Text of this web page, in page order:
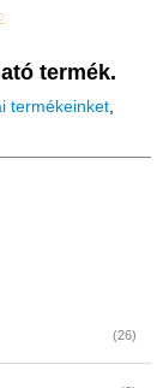
(26)
termék.
termékeinket